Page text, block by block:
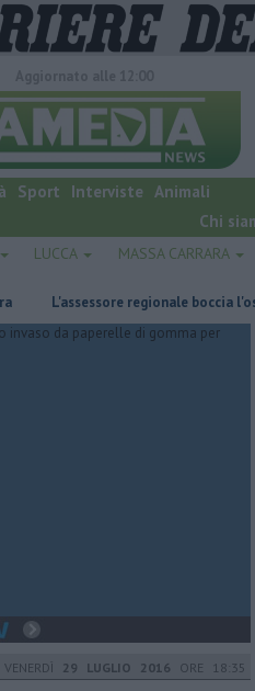
Sport Interviste Animali
Chi
LUCCA MASSA CARRARA
L'assessore regionale boccia
VENERDÌ 29 LUGLIO 2016 ORE 18:35